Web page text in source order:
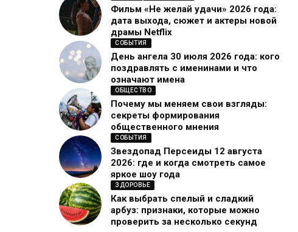
Фильм «Не желай удачи» 2026 года:
дата выхода, сюжет и актеры новой
драмы Netflix
СОБЫТИЯ
День ангела 30 июля 2026 года: кого
поздравлять с именинами и что
означают имена
ОБЩЕСТВО
Почему мы меняем свои взгляды:
секреты формирования
общественного мнения
СОБЫТИЯ
Звездопад Персеиды 12 августа
2026: где и когда смотреть самое
яркое шоу года
ЗДОРОВЬЕ
Как выбрать спелый и сладкий
арбуз: признаки, которые можно
проверить за несколько секунд